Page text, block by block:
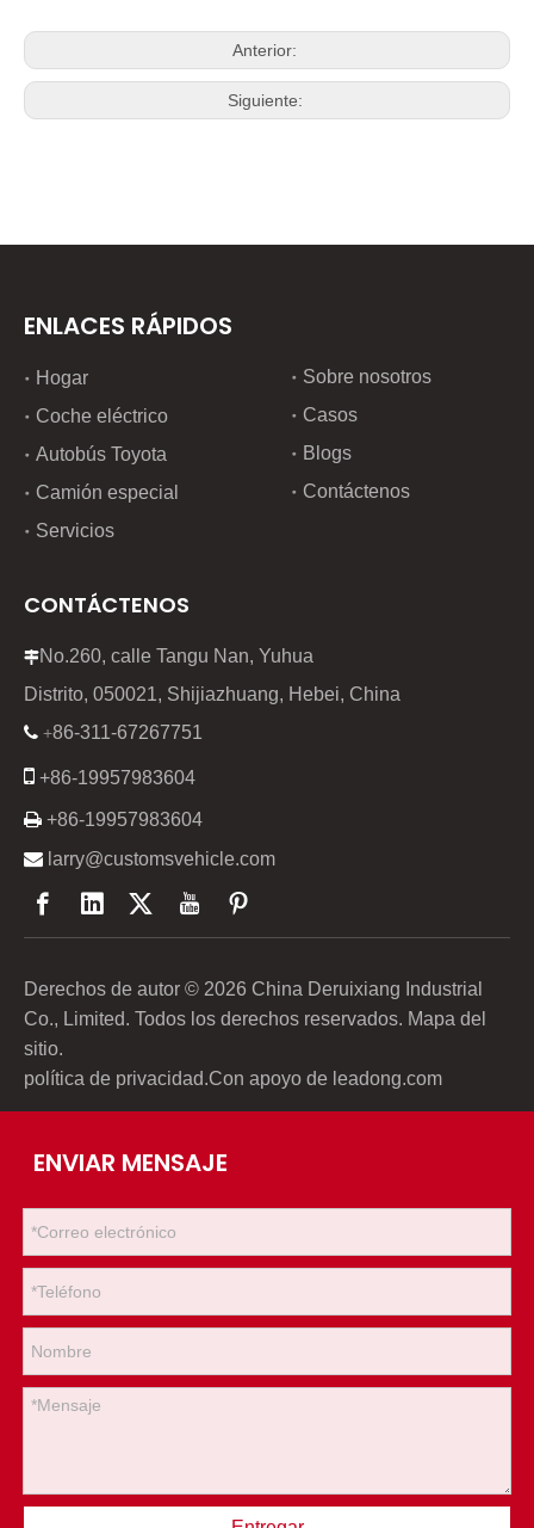
Anterior:
Siguiente:
ENLACES RÁPIDOS
Hogar
Coche eléctrico
Autobús Toyota
Camión especial
Servicios
Sobre nosotros
Casos
Blogs
Contáctenos
CONTÁCTENOS
No.260, calle Tangu Nan, Yuhua
Distrito, 050021, Shijiazhuang, Hebei, China
 +86-311-67267751
 +86-19957983604
 +86-19957983604
 larry@customsvehicle.com
Derechos de autor © 2026 China Deruixiang Industrial
Co., Limited. Todos los derechos reservados. Mapa del
sitio.
política de privacidad.Con apoyo de leadong.com
ENVIAR MENSAJE